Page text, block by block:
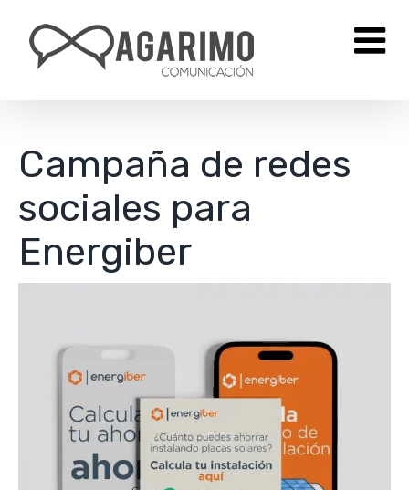
contenido
Campaña de redes
sociales para
Energiber